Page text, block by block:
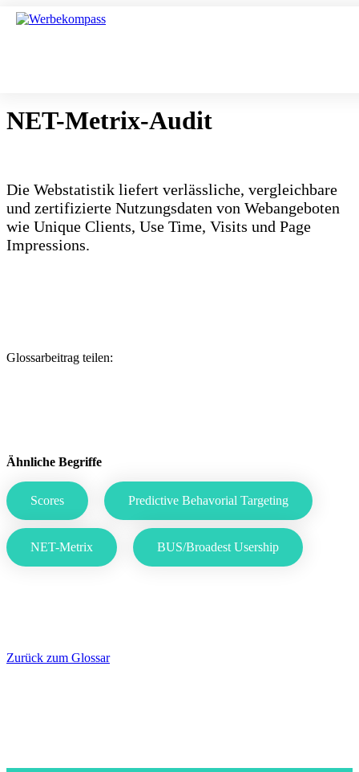
NET-Metrix-Audit
Die Webstatistik liefert verlässliche, vergleichbare
und zertifizierte Nutzungsdaten von Webangeboten
wie Unique Clients, Use Time, Visits und Page
Impressions.
Glossarbeitrag teilen:
Ähnliche Begriffe
Scores Predictive Behavorial Targeting
NET-Metrix BUS/Broadest Usership
Zurück zum Glossar